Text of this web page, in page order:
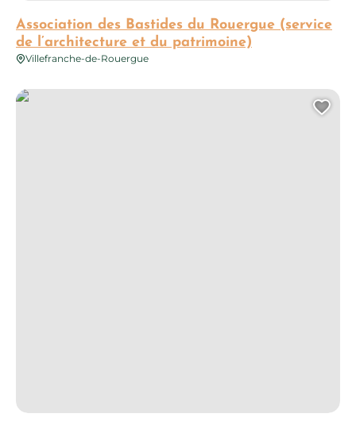
Association des Bastides du Rouergue (service
de l’architecture et du patrimoine)
Villefranche-de-Rouergue
Eglise Saint Jean l’Evangéliste